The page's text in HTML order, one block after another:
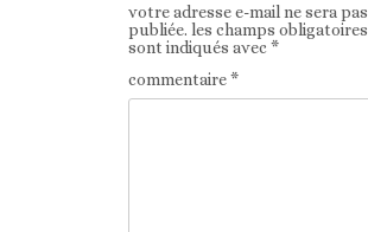
votre adresse e-mail ne sera pas
publiée. les champs obligatoires
sont indiqués avec*
commentaire*